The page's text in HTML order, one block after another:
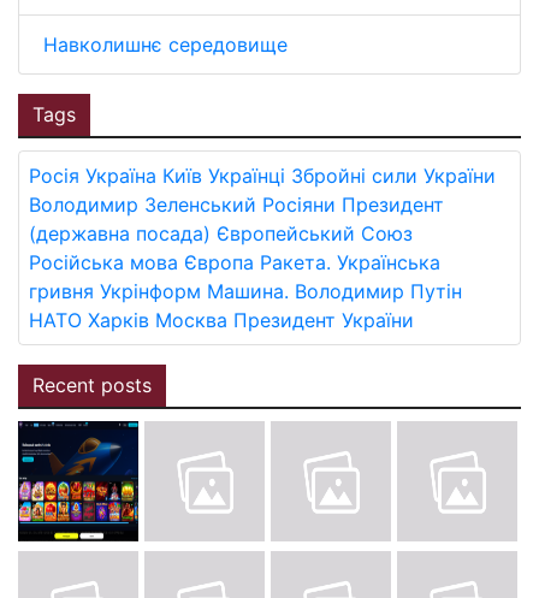
Навколишнє середовище
Tags
Росія Україна Київ Українці Збройні сили України
Володимир Зеленський Росіяни Президент
(державна посада) Європейський Союз
Російська мова Європа Ракета. Українська
гривня Укрінформ Машина. Володимир Путін
НАТО Харків Москва Президент України
Recent posts